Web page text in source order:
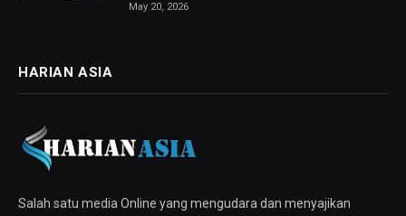
May 20, 2026
HARIAN ASIA
Salah satu media Online yang mengudara dan menyajikan